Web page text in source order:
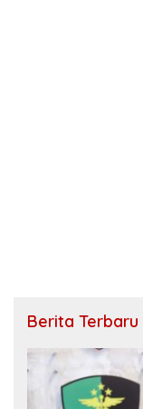
Berita Terbaru